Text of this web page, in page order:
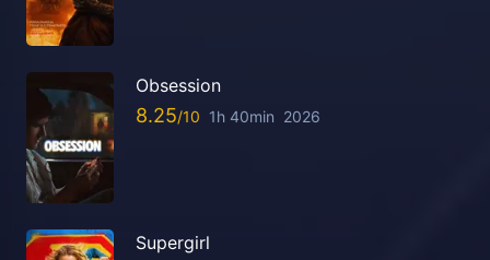
Obsession
8.25 1h 40min 2026
Supergirl